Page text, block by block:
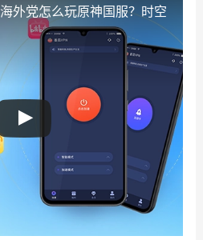
海外党怎么玩原神国服？时空